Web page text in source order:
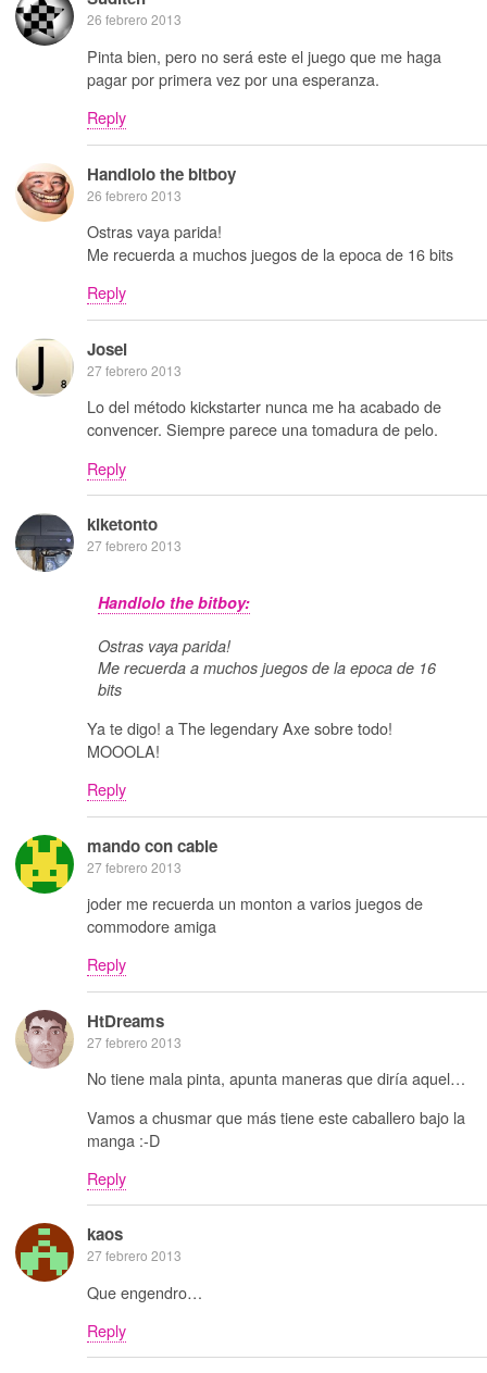
26 febrero 2013
Pinta bien, pero no será este el juego que me haga
pagar por primera vez por una esperanza.
Reply
Handlolo the bitboy
26 febrero 2013
Ostras vaya parida!
Me recuerda a muchos juegos de la epoca de 16 bits
Reply
Josei
27 febrero 2013
Lo del método kickstarter nunca me ha acabado de
convencer. Siempre parece una tomadura de pelo.
Reply
kiketonto
27 febrero 2013
Handlolo the bitboy:
Ostras vaya parida!
Me recuerda a muchos juegos de la epoca de 16
bits
Ya te digo! a The legendary Axe sobre todo!
MOOOLA!
Reply
mando con cable
27 febrero 2013
joder me recuerda un monton a varios juegos de
commodore amiga
Reply
HtDreams
27 febrero 2013
No tiene mala pinta, apunta maneras que diría aquel…
Vamos a chusmar que más tiene este caballero bajo la
manga :-D
Reply
kaos
27 febrero 2013
Que engendro…
Reply